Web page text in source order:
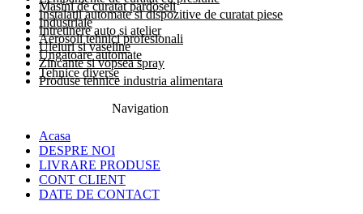
Masini de curatat pardoseli
Instalatii automate si dispozitive de curatat piese
Industriale
Intretinere auto si atelier
Aerosoli tehnici profesionali
Uleiuri si vaseline
Ungatoare automate
Zincante si vopsea spray
Tehnice diverse
Produse tehnice industria alimentara
Navigation
Acasa
DESPRE NOI
LIVRARE PRODUSE
CONT CLIENT
DATE DE CONTACT